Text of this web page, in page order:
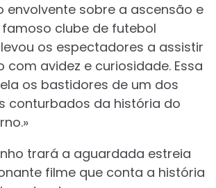
envolvente sobre a ascensão e
clube de futebol
os espectadores a assistir
com avidez e curiosidade. Essa
os bastidores de um dos
conturbados da história do
trará a aguardada estreia
filme que conta a história